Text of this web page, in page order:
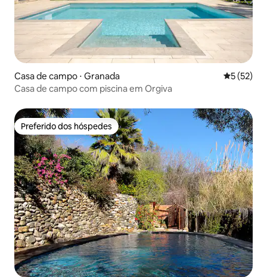
Casa de campo ⋅ Granada 5 de uma
5 (52)
Casa de campo com piscina em Orgiva
Preferido dos hóspedes
Preferido dos hóspedes